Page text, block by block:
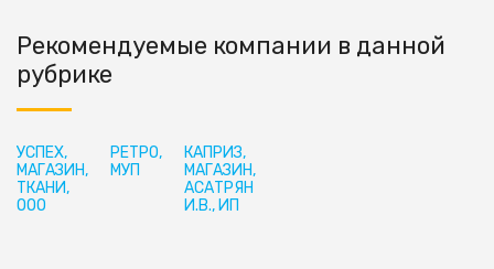
Рекомендуемые компании в данной
рубрике
УСПЕХ,
МАГАЗИН,
ТКАНИ,
ООО
РЕТРО,
МУП
КАПРИЗ,
МАГАЗИН,
АСАТРЯН
И.В., ИП